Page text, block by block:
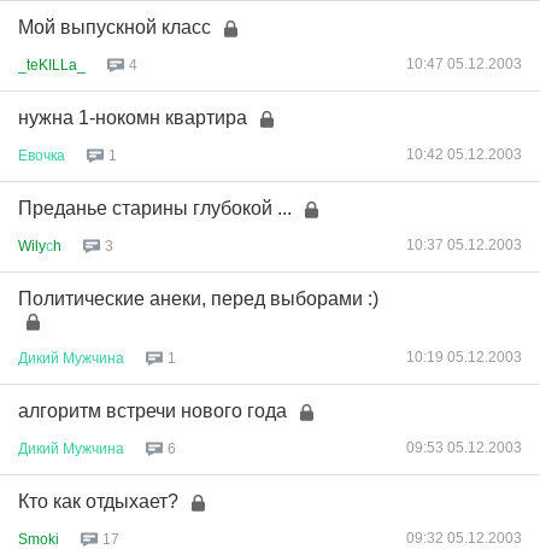
Мой выпускной класс
_teKILLa_ 4 10:47 05.12.2003
нужна 1-нокомн квартира
Евочка 1 10:42 05.12.2003
Преданье старины глубокой ...
Wilyсh 3 10:37 05.12.2003
Политические анеки, перед выборами :)
Дикий Мужчина 1 10:19 05.12.2003
алгоритм встречи нового года
Дикий Мужчина 6 09:53 05.12.2003
Кто как отдыхает?
Smoki 17 09:32 05.12.2003